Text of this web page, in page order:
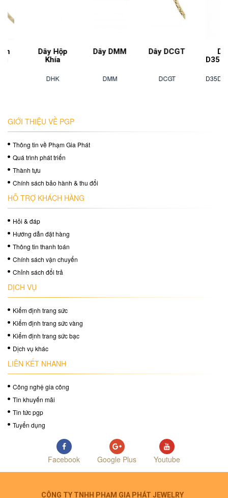
Dây Hộp
Dây DMM Dây DCGT
D35DMM7.2M
GIỚI THIỆU VỀ PGP
Thông tin về Phạm Gia Phát
Quá trình phát triển
Thành tựu
Chính sách bảo hành & thu đổi
HỖ TRỢ KHÁCH HÀNG
Hỏi & đáp
Hướng dẫn đặt hàng
Thông tin thanh toán
Chính sách vận chuyển
Chỉnh sách đổi trả
DỊCH VỤ
Kiểm định trang sức
Kiểm định trang sức vàng
Kiểm định trang sức bạc
Dịch vụ khác
LIÊN KẾT NHANH
Công nghệ gia công
Tin khuyến mãi
Tin tức pgp
Tuyển dụng
Facebook Google Plus Youtube
CÔNG TY TNHH PHẠM GIA PHÁT JEWELRY